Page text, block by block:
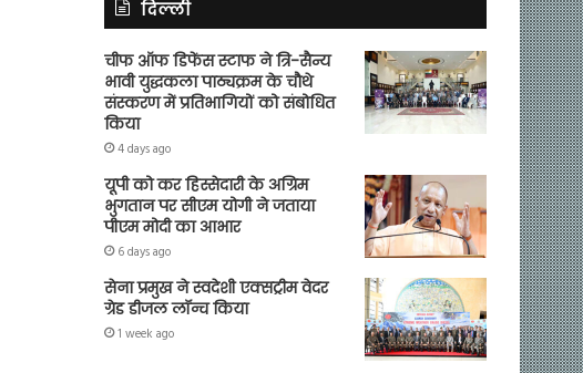
दिल्ली
चीफ ऑफ डिफेंस स्टाफ ने त्रि-सैन्य
भावी युद्धकला पाठ्यक्रम के चौथे
संस्करण में प्रतिभागियों को संबोधित
किया
4 days ago
यूपी को कर हिस्सेदारी के अग्रिम
भुगतान पर सीएम योगी ने जताया
पीएम मोदी का आभार
6 days ago
सेना प्रमुख ने स्वदेशी एक्सट्रीम वेदर
ग्रेड डीजल लॉन्च किया
1 week ago